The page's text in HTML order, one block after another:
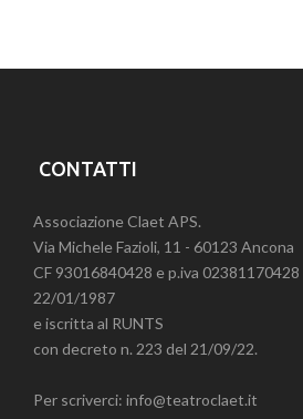
CONTATTI
Associazione Claet APS.
Via Michele Fazioli, 11 - 60123 Ancona
CF 93016840428 e p.iva
22/01/1987
e iscritta al RUNTS
con decreto n. 223 del 21/09/22.
Per scriverci: info@teatroclaet.it